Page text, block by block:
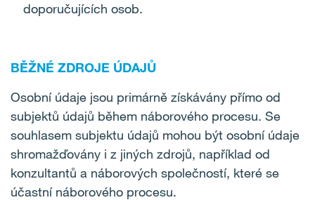
doporučujících osob.
BĚŽNÉ ZDROJE ÚDAJŮ
Osobní údaje jsou primárně získávány přímo od
subjektů údajů během náborového procesu. Se
souhlasem subjektu údajů mohou být osobní údaje
shromažďovány i z jiných zdrojů, například od
konzultantů a náborových společností, které se
účastní náborového procesu.